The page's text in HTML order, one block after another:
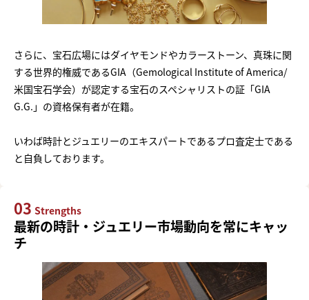
さらに、宝石広場にはダイヤモンドやカラーストーン、真珠に関
する世界的権威であるGIA（Gemological Institute of America/
米国宝石学会）が認定する宝石のスペシャリストの証「GIA
G.G.」の資格保有者が在籍。
いわば時計とジュエリーのエキスパートであるプロ査定士である
と自負しております。
03 Strengths
最新の時計・ジュエリー市場動向を常にキャッ
チ